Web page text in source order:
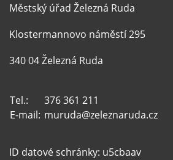
Městský úřad Železná Ruda
Klostermannovo náměstí 295
340 04 Železná Ruda
Tel.:
376 361 211
E-mail: muruda@zeleznaruda.cz
ID datové schránky: u5cbaav